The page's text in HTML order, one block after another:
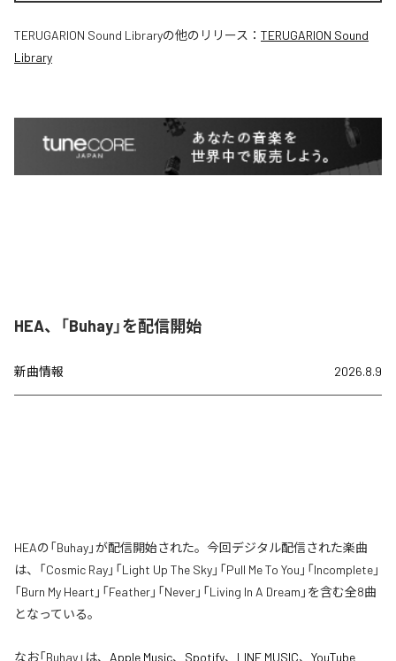
TERUGARION Sound Libraryの他のリリース： TERUGARION Sound
Library
HEA、「Buhay」を配信開始
新曲情報 2026.8.9
HEAの「Buhay」が配信開始された。今回デジタル配信された楽曲
は、「Cosmic Ray」「Light Up The Sky」「Pull Me To You」「Incomplete」
「Burn My Heart」「Feather」「Never」「Living In A Dream」を含む全8曲
となっている。
なお「Buhay」は、 Apple Music、 Spotify、 LINE MUSIC、 YouTube